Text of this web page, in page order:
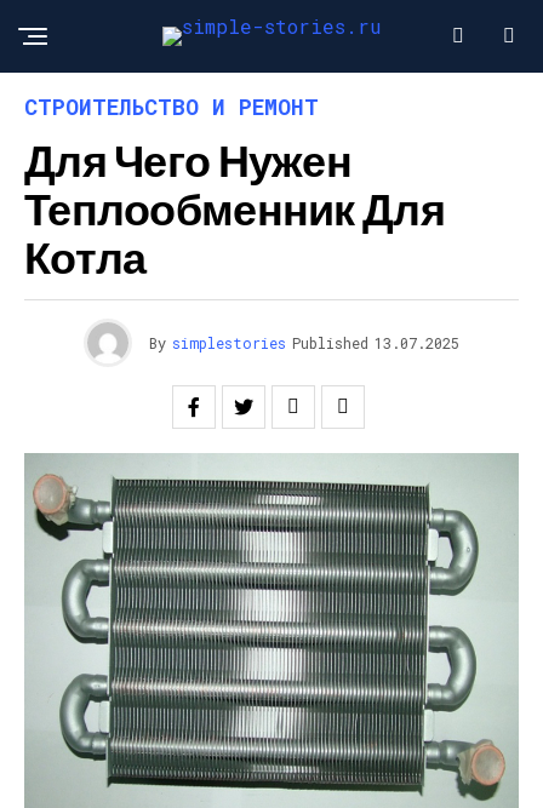
СТРОИТЕЛЬСТВО И РЕМОНТ
Для Чего Нужен
Теплообменник Для
Котла
By simplestories Published 13.07.2025